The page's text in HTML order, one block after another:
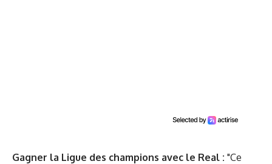
Gagner la Ligue des champions avec le Real : "Ce